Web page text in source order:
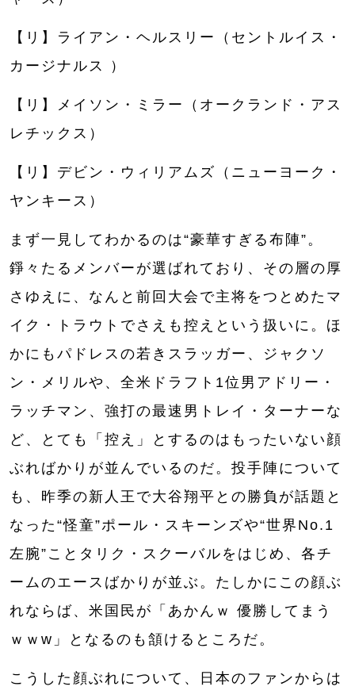
【リ】ライアン・ヘルスリー（セントルイス・
カージナルス ）
【リ】メイソン・ミラー（オークランド・アス
レチックス）
【リ】デビン・ウィリアムズ（ニューヨーク・
ヤンキース）
まず一見してわかるのは“豪華すぎる布陣”。
錚々たるメンバーが選ばれており、その層の厚
さゆえに、なんと前回大会で主将をつとめたマ
イク・トラウトでさえも控えという扱いに。ほ
かにもパドレスの若きスラッガー、ジャクソ
ン・メリルや、全米ドラフト1位男アドリー・
ラッチマン、強打の最速男トレイ・ターナーな
ど、とても「控え」とするのはもったいない顔
ぶればかりが並んでいるのだ。投手陣について
も、昨季の新人王で大谷翔平との勝負が話題と
なった“怪童”ポール・スキーンズや“世界No.1
左腕”ことタリク・スクーバルをはじめ、各チ
ームのエースばかりが並ぶ。たしかにこの顔ぶ
れならば、米国民が「あかんｗ 優勝してまう
ｗｗw」となるのも頷けるところだ。
こうした顔ぶれについて、日本のファンからは